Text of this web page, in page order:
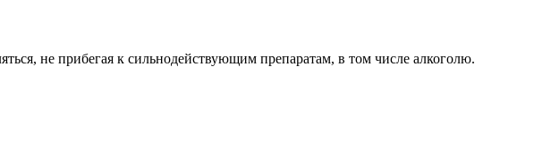
не прибегая к сильнодействующим препаратам, в том числе алкоголю.